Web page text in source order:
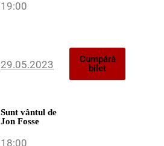
19:00
29.05.2023
Sunt vântulde
Jon Fosse
18:00
Cumpără
bilet